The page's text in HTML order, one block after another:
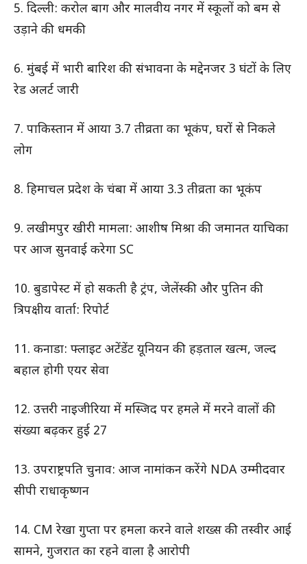
5. दिल्ली: करोल बाग और मालवीय नगर में स्कूलों को बम से
उड़ाने की धमकी
6. मुंबई में भारी बारिश की संभावना के मद्देनजर 3 घंटों के लिए
रेड अलर्ट जारी
7. पाकिस्तान में आया 3.7 तीव्रता का भूकंप, घरों से निकले
लोग
8. हिमाचल प्रदेश के चंबा में आया 3.3 तीव्रता का भूकंप
9. लखीमपुर खीरी मामला: आशीष मिश्रा की जमानत याचिका
पर आज सुनवाई करेगा SC
10. बुडापेस्ट में हो सकती है ट्रंप, जेलेंस्की और पुतिन की
त्रिपक्षीय वार्ता: रिपोर्ट
11. कनाडा: फ्लाइट अटेंडेंट यूनियन की हड़ताल खत्म, जल्द
बहाल होगी एयर सेवा
12. उत्तरी नाइजीरिया में मस्जिद पर हमले में मरने वालों की
संख्या बढ़कर हुई 27
13. उपराष्ट्रपति चुनाव: आज नामांकन करेंगे NDA उम्मीदवार
सीपी राधाकृष्णन
14. CM रेखा गुप्ता पर हमला करने वाले शख्स की तस्वीर आई
सामने, गुजरात का रहने वाला है आरोपी